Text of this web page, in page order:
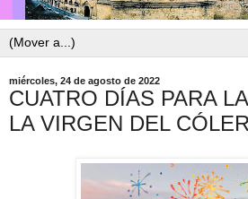
miércoles, 24 de agosto de 2022
CUATRO DÍAS PARA
LA VIRGEN DEL